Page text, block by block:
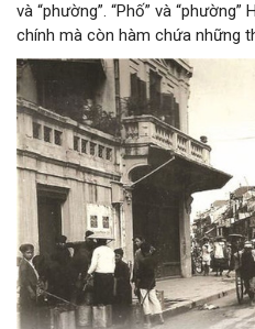
và “phường”. “Phố” và
chính mà còn hàm chứa những
đổi thay của xã hội và những
đồng dân cư Thăng Long - Hà
bật của quá trình kiến tạo này
“phường” với tư cách là đơn vị
với tư cách là một tổ chức nghề
bán của cư dân đô thị. Trải qua
những phường nghề Thăng
ngôi đình thờ tổ nghề ngay
là khu phố cổ.